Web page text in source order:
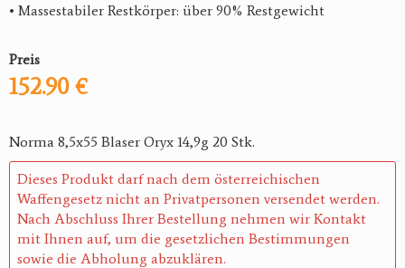
• Massestabiler Restkörper: über 90% Restgewicht
Preis
152.90 €
Norma 8,5x55 Blaser Oryx 14,9g 20 Stk.
Dieses Produkt darf nach dem österreichischen
Waffengesetz nicht an Privatpersonen versendet werden.
Nach Abschluss Ihrer Bestellung nehmen wir Kontakt
mit Ihnen auf, um die gesetzlichen Bestimmungen
sowie die Abholung abzuklären.